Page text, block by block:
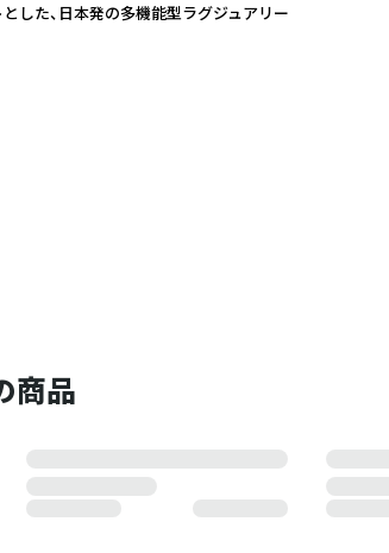
した、日本発の多機能型ラグジュアリー
商品